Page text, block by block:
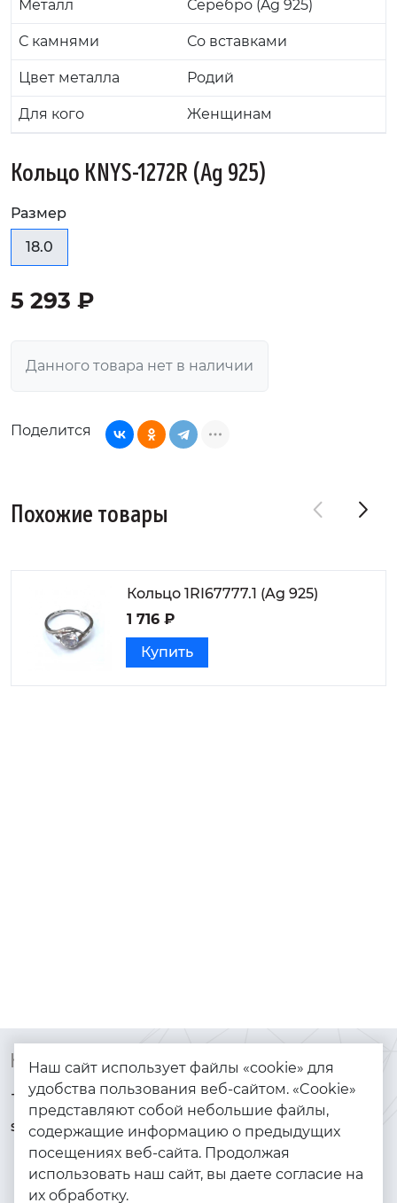
Металл Серебро (Ag 925)
С камнями Со вставками
Цвет металла Родий
Для кого Женщинам
Кольцо KNYS-1272R (Ag 925)
Размер
18.0
5 293 ₽
Данного товара нет в наличии
Поделится
Похожие товары
Кольцо 1RI67777.1 (Ag 925)
1 716 ₽
Купить
Контакты
+7 (925) 144-64-73
serebryanyye.grani@mail.ru
Каталог
Браслеты
Золото
Серебро
Наш сайт использует файлы «cookie» для
удобства пользования веб-сайтом. «Cookie»
представляют собой небольшие файлы,
содержащие информацию о предыдущих
посещениях веб-сайта. Продолжая
использовать наш сайт, вы даете согласие на
их обработку.